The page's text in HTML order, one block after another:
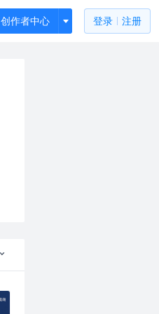
创作者中心 登录 注册